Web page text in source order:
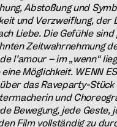
Abstoßung und
und Verzweiflung, der
Liebe. Die Gefühle
Zeitwahrnehmung
l’amour – im „wenn“
Möglichkeit. WENN
das Raveparty-Stück
und
Bewegung, jede Geste,
Film vollständig zu